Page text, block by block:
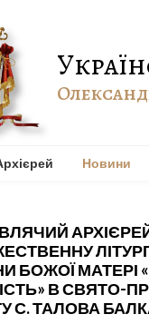
Новини
БОЖОЇ МАТЕРІ
В СВЯТО-
С. ТАЛОВА